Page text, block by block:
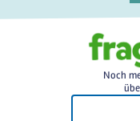
Noch